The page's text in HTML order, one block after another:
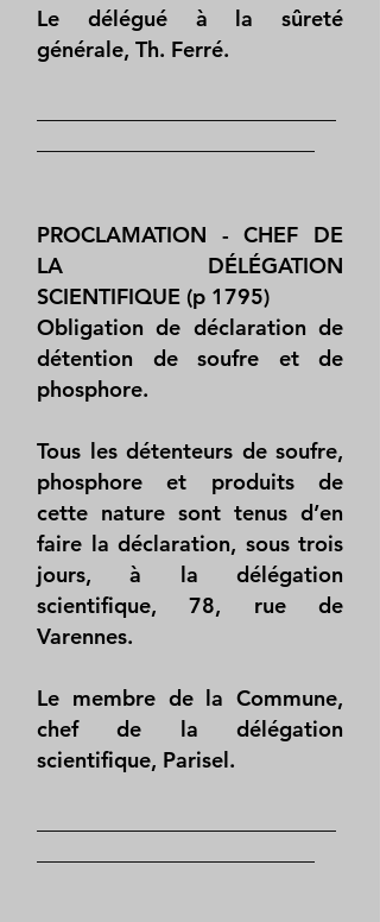
Le délégué à la sûreté
générale, Th. Ferré.
PROCLAMATION - CHEF DE
LA DÉLÉGATION
SCIENTIFIQUE (p 1795)
Obligation de déclaration de
détention de soufre et de
phosphore.
Tous les détenteurs de soufre,
phosphore et produits de
cette nature sont tenus d’en
faire la déclaration, sous trois
jours, à la délégation
scientifique, 78, rue de
Varennes.
Le membre de la Commune,
chef de la délégation
scientifique, Parisel.